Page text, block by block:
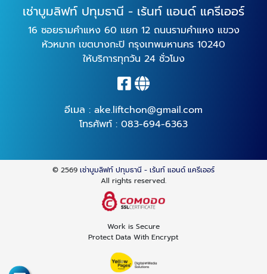
เช่าบูมลิฟท์ ปทุมธานี - เร้นท์ แอนด์ แครีเออร์
16 ซอยรามคำแหง 60 แยก 12 ถนนรามคำแหง แขวง
หัวหมาก เขตบางกะปิ กรุงเทพมหานคร 10240
ให้บริการทุกวัน 24 ชั่วโมง
อีเมล : ake.liftchon@gmail.com
โทรศัพท์ : 083-694-6363
© 2569 เช่าบูมลิฟท์ ปทุมธานี - เร้นท์ แอนด์ แครีเออร์
All rights reserved.
Work is Secure
Protect Data With Encrypt